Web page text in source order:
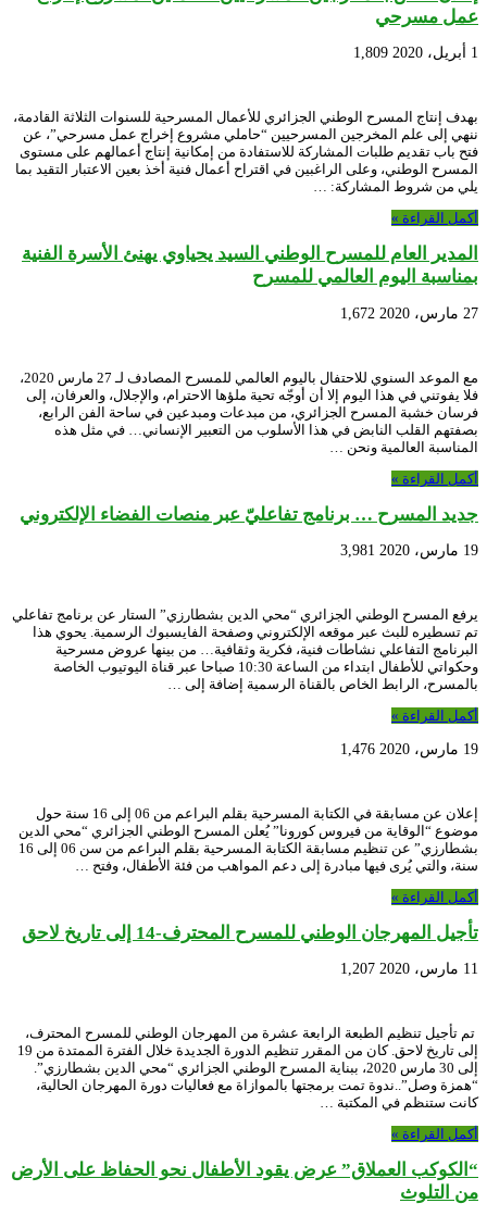
عمل مسرحي
1 أبريل، 2020 1,809
بهدف إنتاج المسرح الوطني الجزائري للأعمال المسرحية للسنوات الثلاثة القادمة،
ننهي إلى علم المخرجين المسرحيين “حاملي مشروع إخراج عمل مسرحي”، عن
فتح باب تقديم طلبات المشاركة للاستفادة من إمكانية إنتاج أعمالهم على مستوى
المسرح الوطني، وعلى الراغبين في اقتراح أعمال فنية أخذ بعين الاعتبار التقيد بما
يلي من شروط المشاركة: …
أكمل القراءة »
المدير العام للمسرح الوطني السيد يحياوي يهنئ الأسرة الفنية
بمناسبة اليوم العالمي للمسرح
27 مارس، 2020 1,672
مع الموعد السنوي للاحتفال باليوم العالمي للمسرح المصادف لـ 27 مارس 2020،
فلا يفوتني في هذا اليوم إلا أن أوجّه تحية ملؤها الاحترام، والإجلال، والعرفان، إلى
فرسان خشبة المسرح الجزائري، من مبدعات ومبدعين في ساحة الفن الرابع،
بصفتهم القلب النابض في هذا الأسلوب من التعبير الإنساني… في مثل هذه
المناسبة العالمية ونحن …
أكمل القراءة »
جديد المسرح … برنامج تفاعليّ عبر منصات الفضاء الإلكتروني
19 مارس، 2020 3,981
يرفع المسرح الوطني الجزائري “محي الدين بشطارزي” الستار عن برنامج تفاعلي
تم تسطيره للبث عبر موقعه الإلكتروني وصفحة الفايسبوك الرسمية. يحوي هذا
البرنامج التفاعلي نشاطات فنية، فكرية وثقافية… من بينها عروض مسرحية
وحكواتي للأطفال ابتداء من الساعة 10:30 صباحا عبر قناة اليوتيوب الخاصة
بالمسرح، الرابط الخاص بالقناة الرسمية إضافة إلى …
أكمل القراءة »
19 مارس، 2020 1,476
إعلان عن مسابقة في الكتابة المسرحية بقلم البراعم من 06 إلى 16 سنة حول
موضوع “الوقاية من فيروس كورونا” يُعلن المسرح الوطني الجزائري “محي الدين
بشطارزي” عن تنظيم مسابقة الكتابة المسرحية بقلم البراعم من سن 06 إلى 16
سنة، والتي يُرى فيها مبادرة إلى دعم المواهب من فئة الأطفال، وفتح …
أكمل القراءة »
تأجيل المهرجان الوطني للمسرح المحترف-14 إلى تاريخ لاحق
11 مارس، 2020 1,207
تم تأجيل تنظيم الطبعة الرابعة عشرة من المهرجان الوطني للمسرح المحترف،
إلى تاريخ لاحق. كان من المقرر تنظيم الدورة الجديدة خلال الفترة الممتدة من 19
إلى 30 مارس 2020، ببناية المسرح الوطني الجزائري “محي الدين بشطارزي”.
“همزة وصل”..ندوة تمت برمجتها بالموازاة مع فعاليات دورة المهرجان الحالية،
كانت ستنظم في المكتبة …
أكمل القراءة »
“الكوكب العملاق” عرض يقود الأطفال نحو الحفاظ على الأرض
من التلوث